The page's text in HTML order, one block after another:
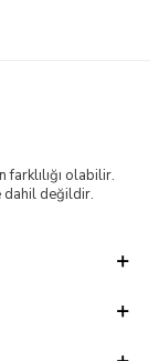
olabilir.
dahil değildir.